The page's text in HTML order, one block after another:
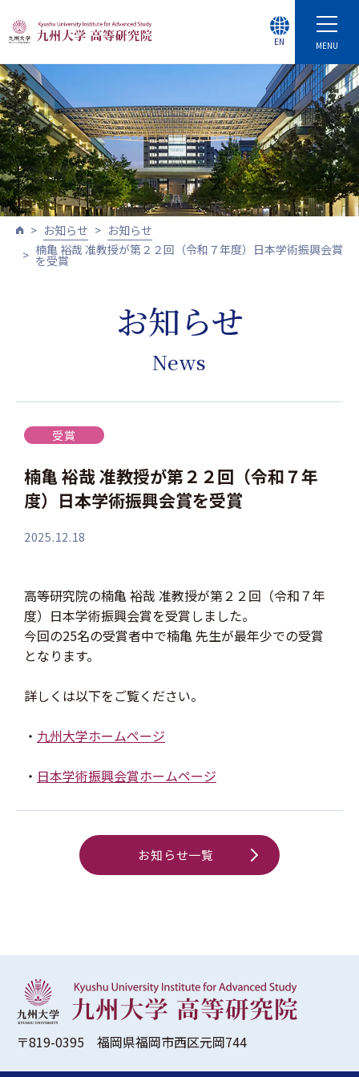
MENU
EN
お知らせ
お知らせ
楠亀 裕哉 准教授が第２２回（令和７年度）日本学術振興会賞
を受賞
お知らせ
News
受賞
楠亀 裕哉 准教授が第２２回（令和７年
度）日本学術振興会賞を受賞
2025.12.18
高等研究院の楠亀 裕哉 准教授が第２２回（令和７年
度）日本学術振興会賞を受賞しました。
今回の25名の受賞者中で楠亀 先生が最年少での受賞
となります。
詳しくは以下をご覧ください。
・ 九州大学ホームページ
・ 日本学術振興会賞ホームページ
お知らせ一覧
〒819-0395 福岡県福岡市西区元岡744